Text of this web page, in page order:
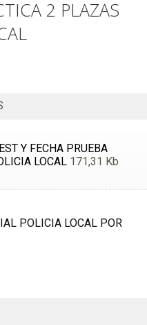
2 PLAZAS
Y FECHA PRUEBA
LOCAL 171,31 Kb
POLICIA LOCAL POR